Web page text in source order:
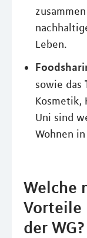
Leben.
sowie das
Kosmetik,
Uni sind
Wohnen
Welche
Vorteile
der WG?